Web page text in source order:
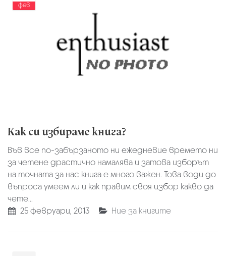
фев
Как си избираме книга?
Във все по-забързаното ни ежедневие времето ни
за четене драстично намалява и затова изборът
на точната за нас книга е много важен. Това води до
въпроса умеем ли и как правим своя избор какво да
чете...
25 февруари, 2013
Ние за книгите